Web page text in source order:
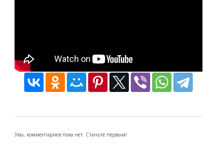
Увы, комментариев пока нет. Станьте первым!